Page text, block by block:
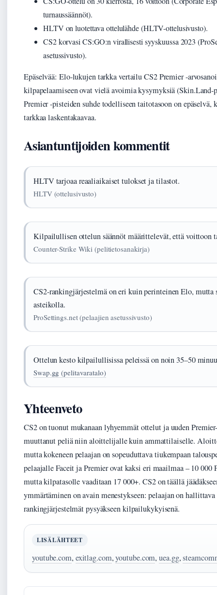
turnaussäännöt).
HLTV on luotettava ottelulähde (HLTV-ottelusivusto).
CS2 korvasi CS:GO:n virallisesti syyskuussa 2023
asetussivusto).
Epäselvää: Elo-lukujen tarkka vertailu CS2 Premier -
kilpapelaamiseen ovat vielä avoimia kysymyksiä
Premier -pisteiden suhde todelliseen taitotasoon on
tarkkaa laskentakaavaa.
Asiantuntijoiden kommentit
HLTV tarjoaa reaaliaikaiset tulokset ja tilastot.
HLTV (ottelusivusto)
Kilpailullisen ottelun säännöt määrittelevät, että voittoon
Counter-Strike Wiki (pelitietosanakirja)
CS2-rankingjärjestelmä on eri kuin perinteinen Elo, mutta
asteikolla.
ProSettings.net (pelaajien asetussivusto)
Ottelun kesto kilpailullisissa peleissä on noin 35–50
Swap.gg (pelitavaratalo)
Yhteenveto
CS2 on tuonut mukanaan lyhyemmät ottelut ja uuden
muuttanut peliä niin aloittelijalle kuin ammattilaiselle.
mutta kokeneen pelaajan on sopeuduttava tiukempaan
pelaajalle Faceit ja Premier ovat kaksi eri maailmaa – 10 000
mutta kilpatasolle vaaditaan 17 000+. CS2 on täällä
ymmärtäminen on avain menestykseen: pelaajan on
rankingjärjestelmät pysyäkseen kilpailukykyisenä.
LISÄLÄHTEET
youtube.com, exitlag.com,youtube.com,uea.gg,